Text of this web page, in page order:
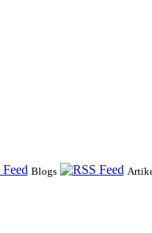
Blogs